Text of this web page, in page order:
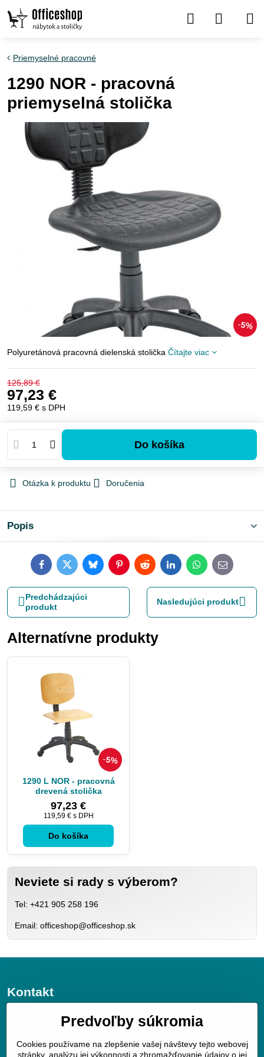
5%
Priemyselné pracovné
1290 NOR - pracovná
priemyselná stolička
Polyuretánová pracovná dielenská stolička Čítajte viac
125,89 €
97,23 €
119,59 € s DPH
Do košíka
Otázka k produktu Doručenia
Popis
FacebookTwitterBlueskyPinterestRedditLinkedInWhatsApp
E-
mail
Predchádzajúci
produkt
Nasledujúci produkt
Alternatívne produkty
5%
1290 L NOR - pracovná
drevená stolička
97,23 €
119,59 € s DPH
Do košíka
Neviete si rady s výberom?
Tel: +421 905 258 196
Email: officeshop@officeshop.sk
Kontakt
JGV trade s.r.o.
040 01 Košice
Predvoľby súkromia
Cookies používame na zlepšenie vašej návštevy tejto webovej
stránky, analýzu jej výkonnosti a zhromažďovanie údajov o jej